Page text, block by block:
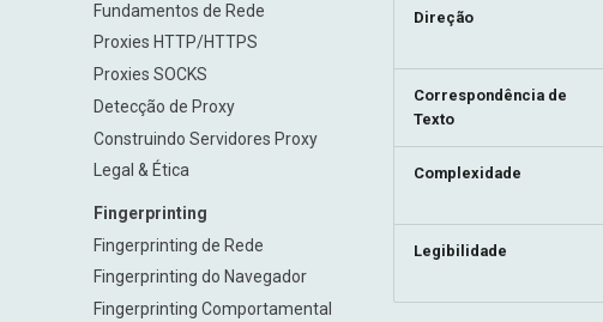
Fundamentos de Rede
Proxies HTTP/HTTPS
Proxies SOCKS
Detecção de Proxy
Construindo Servidores Proxy
Legal & Ética
Fingerprinting
Fingerprinting de Rede
Fingerprinting do Navegador
Fingerprinting Comportamental
Direção
Correspondência de
Texto
Complexidade
Legibilidade